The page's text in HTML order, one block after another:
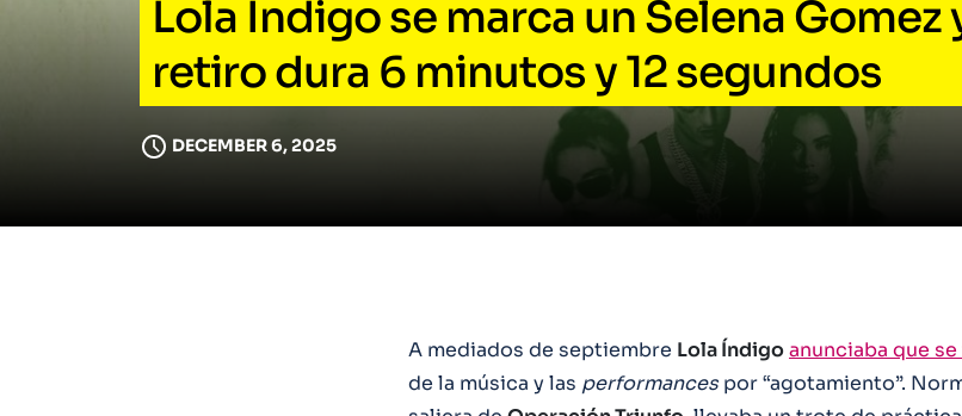
Lola Indigo se marca un Selena Gomez
retiro dura 6 minutos y 12 segundos
DECEMBER 6, 2025
A mediados de septiembre Lola Índigoanunciaba que
de la música y las performancespor “agotamiento”.